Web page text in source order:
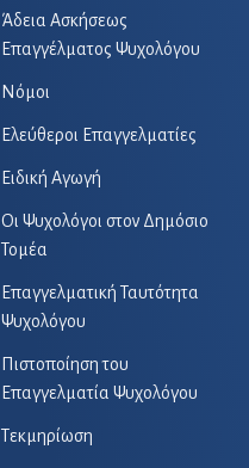
Άδεια Ασκήσεως
Επαγγέλματος Ψυχολόγου
Νόμοι
Ελεύθεροι Επαγγελματίες
Ειδική Αγωγή
Οι Ψυχολόγοι στον Δημόσιο
Τομέα
Επαγγελματική Ταυτότητα
Ψυχολόγου
Πιστοποίηση του
Επαγγελματία Ψυχολόγου
Τεκμηρίωση